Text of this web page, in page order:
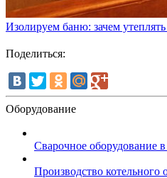
Изолируем баню: зачем
Поделиться:
Оборудование
Сварочное оборудование
Производство котельного